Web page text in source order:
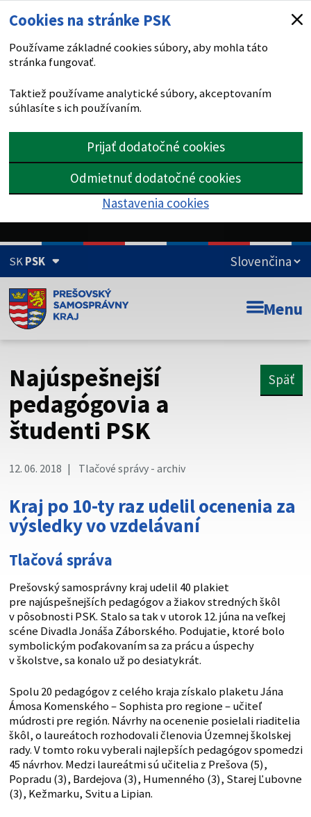
Cookies na stránke PSK
Používame základné cookies súbory, aby mohla táto
stránka fungovať.
Taktiež používame analytické súbory, akceptovaním
súhlasíte s ich používaním.
Prijať dodatočné cookies
Odmietnuť dodatočné cookies
Nastavenia cookies
SKPSK
Doména psk.sk je oficiálna
Toto je oficiálna webová stránka Prešovského
Táto stránka je zabezpečená
Buďte pozorní a vždy sa uistite, že zdieľate informácie iba
cez zabezpečenú webovú stránku. Zabezpečená stránka
Menu
Najúspešnejší
pedagógovia a
študenti PSK
Späť
12. 06. 2018 Tlačové správy - archiv
Kraj po 10-ty raz udelil ocenenia za
výsledky vo vzdelávaní
Tlačová správa
Prešovský samosprávny kraj udelil 40 plakiet
pre najúspešnejších pedagógov a žiakov stredných škôl
v pôsobnosti PSK. Stalo sa tak v utorok 12. júna na veľkej
scéne Divadla Jonáša Záborského. Podujatie, ktoré bolo
symbolickým poďakovaním sa za prácu a úspechy
v školstve, sa konalo už po desiatykrát.
Spolu 20 pedagógov z celého kraja získalo plaketu Jána
Ámosa Komenského – Sophista pro regione – učiteľ
múdrosti pre región. Návrhy na ocenenie posielali riaditelia
škôl, o laureátoch rozhodovali členovia Územnej školskej
rady. V tomto roku vyberali najlepších pedagógov spomedzi
45 návrhov. Medzi laureátmi sú učitelia z Prešova (5),
Popradu (3), Bardejova (3), Humenného (3), Starej Ľubovne
(3), Kežmarku, Svitu a Lipian.